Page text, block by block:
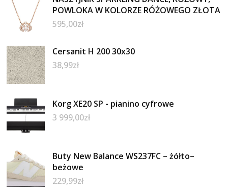
POWLOKA W KOLORZE RÓŻOWEGO ZŁOTA
595,00zł
Cersanit H 200 30x30
38,99zł
Korg XE20 SP - pianino cyfrowe
3 999,00zł
Buty New Balance WS237FC – żółto–
beżowe
229,99zł